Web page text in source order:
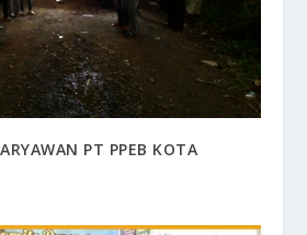
PT PPEB KOTA